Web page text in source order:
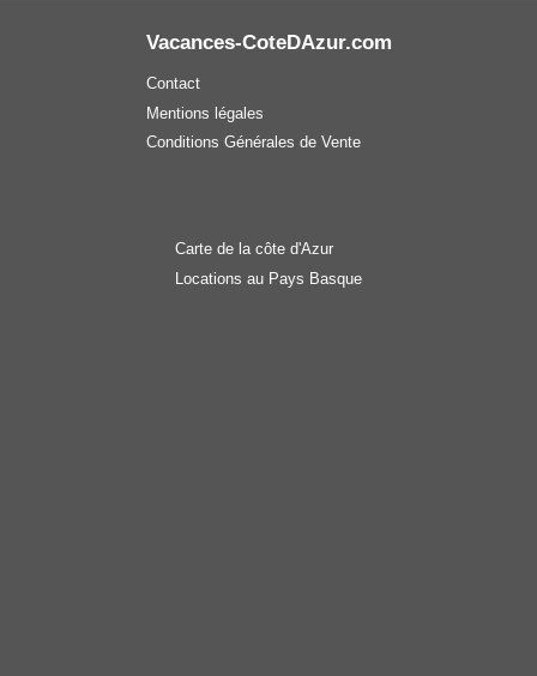
Vacances-CoteDAzur.com
Contact
Mentions légales
Conditions Générales de Vente
Carte de la côte d'Azur
Locations au Pays Basque